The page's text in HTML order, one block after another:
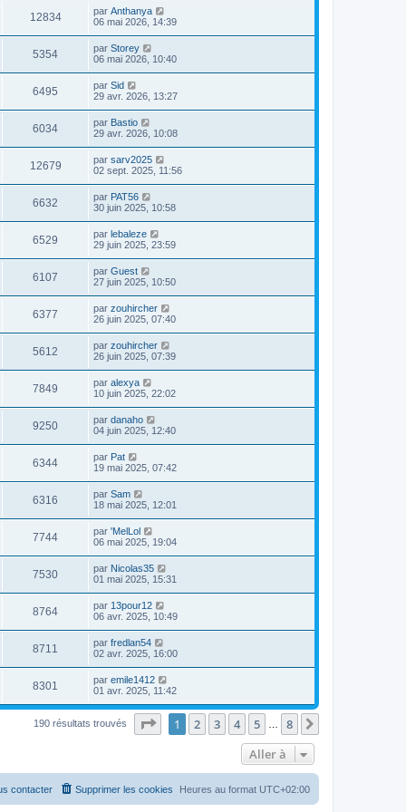
12834 par Anthanya
06 mai 2026, 14:39
5354 par Storey
06 mai 2026, 10:40
6495 par Sid
29 avr. 2026, 13:27
6034 par Bastio
29 avr. 2026, 10:08
12679 par sarv2025
02 sept. 2025, 11:56
6632 par PAT56
30 juin 2025, 10:58
6529 par lebaleze
29 juin 2025, 23:59
6107 par Guest
27 juin 2025, 10:50
6377 par zouhircher
26 juin 2025, 07:40
5612 par zouhircher
26 juin 2025, 07:39
7849 par alexya
10 juin 2025, 22:02
9250 par danaho
04 juin 2025, 12:40
6344 par Pat
19 mai 2025, 07:42
6316 par Sam
18 mai 2025, 12:01
7744 par 'MelLol
06 mai 2025, 19:04
7530 par Nicolas35
01 mai 2025, 15:31
8764 par 13pour12
06 avr. 2025, 10:49
8711 par fredlan54
02 avr. 2025, 16:00
8301 par emile1412
01 avr. 2025, 11:42
190 résultats trouvés Page sur8
1 2 3 4 5 8
Aller à
Heures au format UTC+02:00
Supprimer les cookies
contacter